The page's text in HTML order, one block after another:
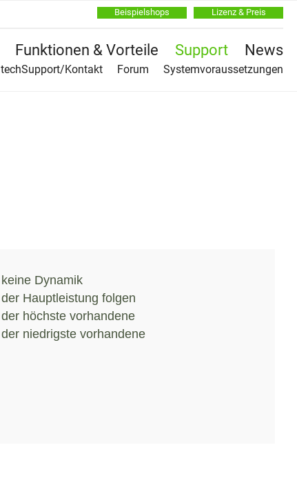
Beispielshops Lizenz & Preis
Funktionen & Vorteile Support News
techSupport/Kontakt Forum Systemvoraussetzungen
keine Dynamik
der Hauptleistung folgen
der höchste vorhandene
der niedrigste vorhandene